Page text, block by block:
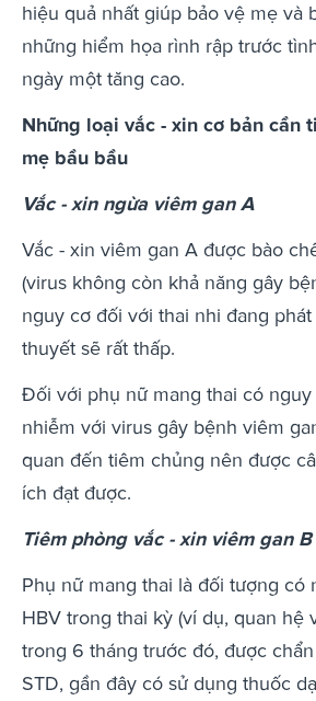
hiệu quả nhất giúp bảo vệ mẹ và
những hiểm họa rình rập trước
ngày một tăng cao.
Những loại vắc - xin cơ bản cần
mẹ bầu bầu
Vắc - xin ngừa viêm gan A
Vắc - xin viêm gan A được bào
(virus không còn khả năng gây
nguy cơ đối với thai nhi đang
thuyết ​​sẽ rất thấp.
Đối với phụ nữ mang thai có nguy
nhiễm với virus gây bệnh viêm
quan đến tiêm chủng nên được
ích đạt được.
Tiêm phòng vắc - xin viêm gan B
Phụ nữ mang thai là đối tượng có
HBV trong thai kỳ (ví dụ, quan hệ
trong 6 tháng trước đó, được
STD, gần đây có sử dụng thuốc